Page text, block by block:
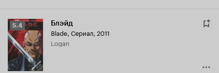
Рейтинг
Кинопоиска
5.4
5.4 Блэйд
Blade, Сериал, 2011
Logan